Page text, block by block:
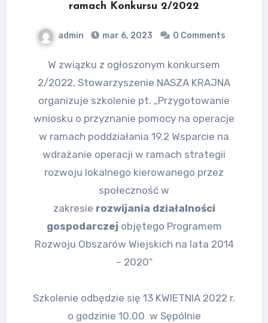
ramach Konkursu 2/2022
admin mar 6, 2023 0 Comments
W związku z ogłoszonym konkursem
2/2022, Stowarzyszenie NASZA KRAJNA
organizuje szkolenie pt. „Przygotowanie
wniosku o przyznanie pomocy na operacje
w ramach poddziałania 19.2 Wsparcie na
wdrażanie operacji w ramach strategii
rozwoju lokalnego kierowanego przez
społeczność w
zakresie rozwijania działalności
gospodarczej objętego Programem
Rozwoju Obszarów Wiejskich na lata 2014
– 2020″
Szkolenie odbędzie się 13 KWIETNIA 2022 r.
o godzinie 10.00 w Sępólnie